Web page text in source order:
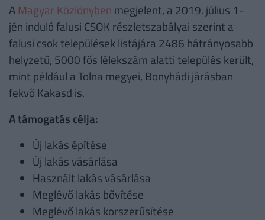
A Magyar Közlönyben megjelent, a 2019. július 1-
jén induló falusi CSOK részletszabályai szerint a
falusi csok települések listájára 2486 hátrányosabb
helyzetű, 5000 fős lélekszám alatti település került,
mint például a Tolna megyei, Bonyhádi járásban
fekvő Kakasd is.
A támogatás célja:
Új lakás építése
Új lakás vásárlása
Használt lakás vásárlása
Meglévő lakás bővítése
Meglévő lakás korszerűsítése